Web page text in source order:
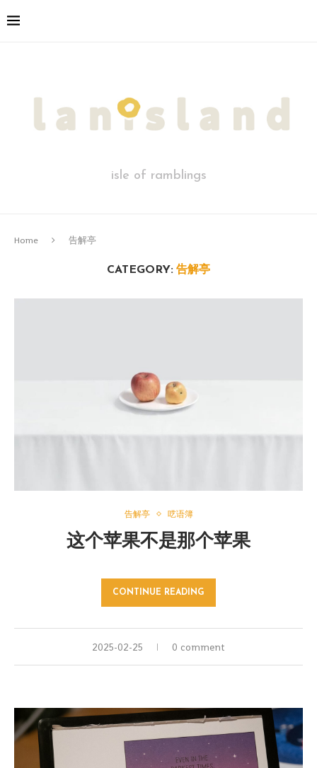
isle of ramblings
Home 告解亭
CATEGORY: 告解亭
告解亭 呓语簿
这个苹果不是那个苹果
CONTINUE READING
2025-02-25 0 comment